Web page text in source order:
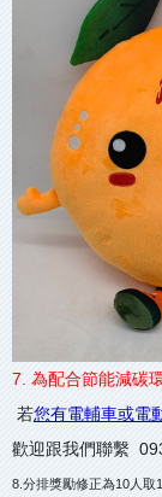
7. 為配合節能減碳
若您有電輔車或電
歡迎跟我們聯繫
8.分排獎勵修正為10人取